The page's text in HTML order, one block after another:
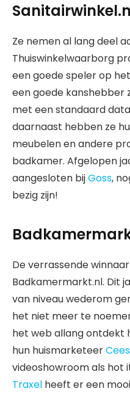
Ze nemen al lang deel
Thuiswinkelwaarborg
een goede speler op
een goede kanshebber
met een standaard
daarnaast hebben ze
meubelen en andere
badkamer. Afgelopen
aangesloten bijGoss,
bezig zijn!
De verrassende
Badkamermarkt.nl. Dit
van niveau wederom
het niet meer te
het web allang ontdekt
hun huismarketeer
videoshowroom als hot
Traxel heeft er een